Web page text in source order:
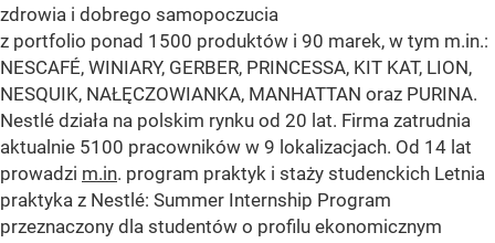
zdrowia i dobrego samopoczucia
z portfolio ponad 1500 produktów i 90 marek, w tym m.in.:
NESCAFÉ, WINIARY, GERBER, PRINCESSA, KIT KAT, LION,
NESQUIK, NAŁĘCZOWIANKA, MANHATTAN oraz PURINA.
Nestlé działa na polskim rynku od 20 lat. Firma zatrudnia
aktualnie 5100 pracowników w 9 lokalizacjach. Od 14 lat
prowadzi m.in. program praktyk i staży studenckich Letnia
praktyka z Nestlé: Summer Internship Program
przeznaczony dla studentów o profilu ekonomicznym